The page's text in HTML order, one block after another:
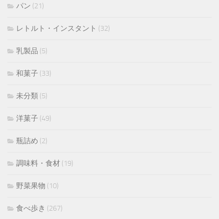
パン (21)
レトルト・インスタント (32)
乳製品 (5)
和菓子 (33)
未分類 (5)
洋菓子 (49)
瓶詰め (2)
調味料・食材 (19)
野菜果物 (10)
食べ歩き (267)